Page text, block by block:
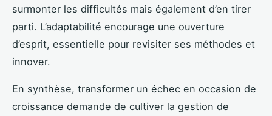
surmonter les difficultés mais également d’en tirer
parti. L’adaptabilité encourage une ouverture
d’esprit, essentielle pour revisiter ses méthodes et
innover.
En synthèse, transformer un échec en occasion de
croissance demande de cultiver la gestion de